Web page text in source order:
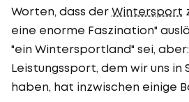
Worten, dass der Wintersport
eine enorme Faszination"
"ein Wintersportland" sei,
Leistungssport, dem wir uns
haben, hat inzwischen einige